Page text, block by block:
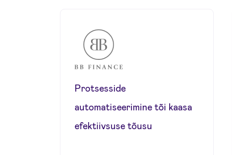
Protsesside
automatiseerimine tõi kaasa
efektiivsuse tõusu